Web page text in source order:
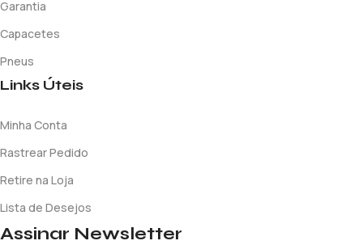
Garantia
Capacetes
Pneus
Links Úteis
Minha Conta
Rastrear Pedido
Retire na Loja
Lista de Desejos
Assinar Newsletter